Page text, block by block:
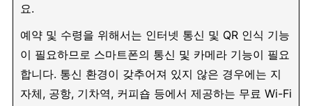
요.
예약 및 수령을 위해서는 인터넷 통신 및 QR 인식 기능
이 필요하므로 스마트폰의 통신 및 카메라 기능이 필요
합니다. 통신 환경이 갖추어져 있지 않은 경우에는 지
자체, 공항, 기차역, 커피숍 등에서 제공하는 무료 Wi-Fi